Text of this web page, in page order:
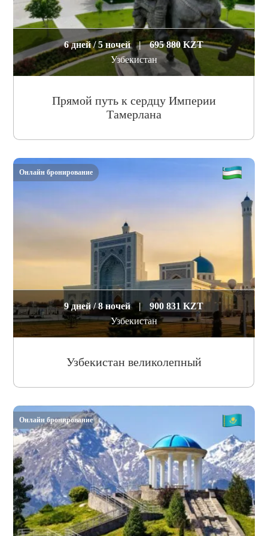
6 дней / 5 ночей |
695 880 KZT
Узбекистан
Прямой путь к сердцу Империи
Тамерлана
9 дней / 8 ночей |
900 831 KZT
Узбекистан
Узбекистан великолепный
Онлайн бронирование
Онлайн бронирование